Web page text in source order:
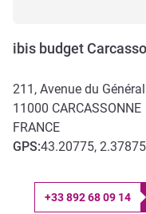
ibis budget
211, Avenue du
11000 CARCASSONNE
FRANCE
GPS:43.20775,
Téléphone
+33 892 68 09 14